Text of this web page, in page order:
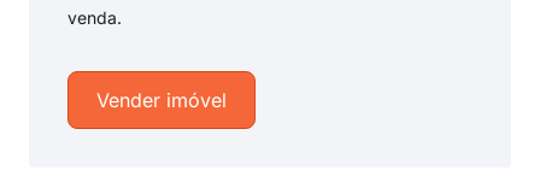
venda.
Vender imóvel